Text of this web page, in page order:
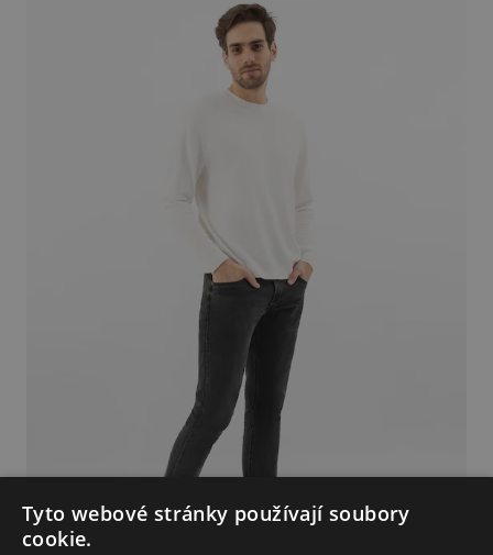
Tyto webové stránky používají soubory
cookie.